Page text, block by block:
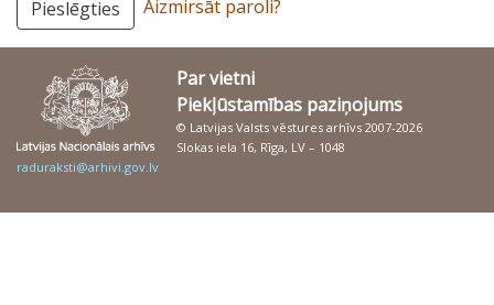
Pieslēgties Aizmirsāt paroli?
Par vietni
Piekļūstamības paziņojums
© Latvijas Valsts vēstures arhīvs 2007-2026
Slokas iela 16, Rīga, LV – 1048
raduraksti@arhivi.gov.lv